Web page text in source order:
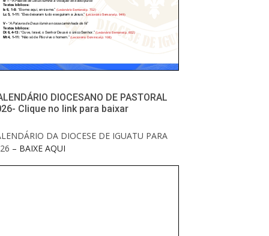
DIOCESANO DE PASTORAL
Clique no link para baixar
DA DIOCESE DE IGUATU PARA
– BAIXE AQUI